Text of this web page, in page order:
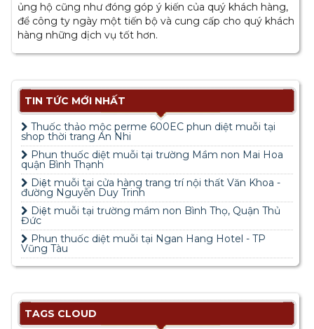
ủng hộ cũng như đóng góp ý kiến của quý khách hàng,
để công ty ngày một tiến bộ và cung cấp cho quý khách
hàng những dịch vụ tốt hơn.
TIN TỨC MỚI NHẤT
Thuốc thảo mộc perme 600EC phun diệt muỗi tại
shop thời trang An Nhi
Phun thuốc diệt muỗi tại trường Mầm non Mai Hoa
quận Bình Thạnh
Diệt muỗi tại cửa hàng trang trí nội thất Văn Khoa -
đường Nguyễn Duy Trinh
Diệt muỗi tại trường mầm non Bình Thọ, Quận Thủ
Đức
Phun thuốc diệt muỗi tại Ngan Hang Hotel - TP
Vũng Tàu
TAGS CLOUD